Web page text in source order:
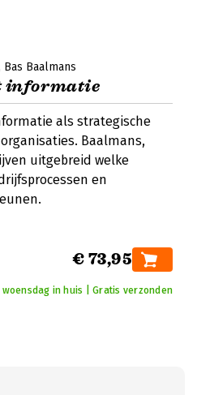
Bas Baalmans
informatie
als strategische
Baalmans,
uitgebreid welke
en
€ 73,95
woensdag in huis | Gratis verzonden